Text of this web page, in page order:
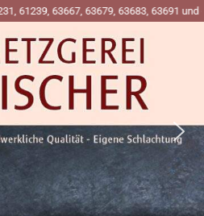
63679, 63683, 63691 und 63697 ab